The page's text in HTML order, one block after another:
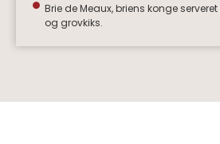
Brie de Meaux, briens konge
og grovkiks.